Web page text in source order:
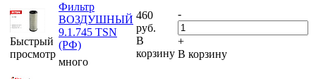
Быстрый
просмотр
Фильтр
ВОЗДУШНЫЙ
9.1.745 TSN
(РФ)
много
460
руб.
В
корзину
-
+
В корзину